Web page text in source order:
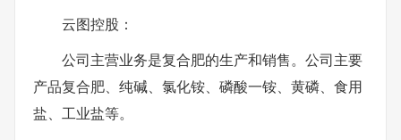
云图控股：
公司主营业务是复合肥的生产和销售。公司主要
产品复合肥、纯碱、氯化铵、磷酸一铵、黄磷、食用
盐、工业盐等。